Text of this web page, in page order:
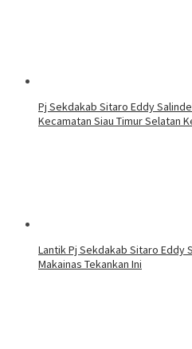
Pj Sekdakab Sitaro Eddy
Kecamatan Siau Timur Selatan
Lantik Pj Sekdakab Sitaro Eddy
Makainas Tekankan Ini